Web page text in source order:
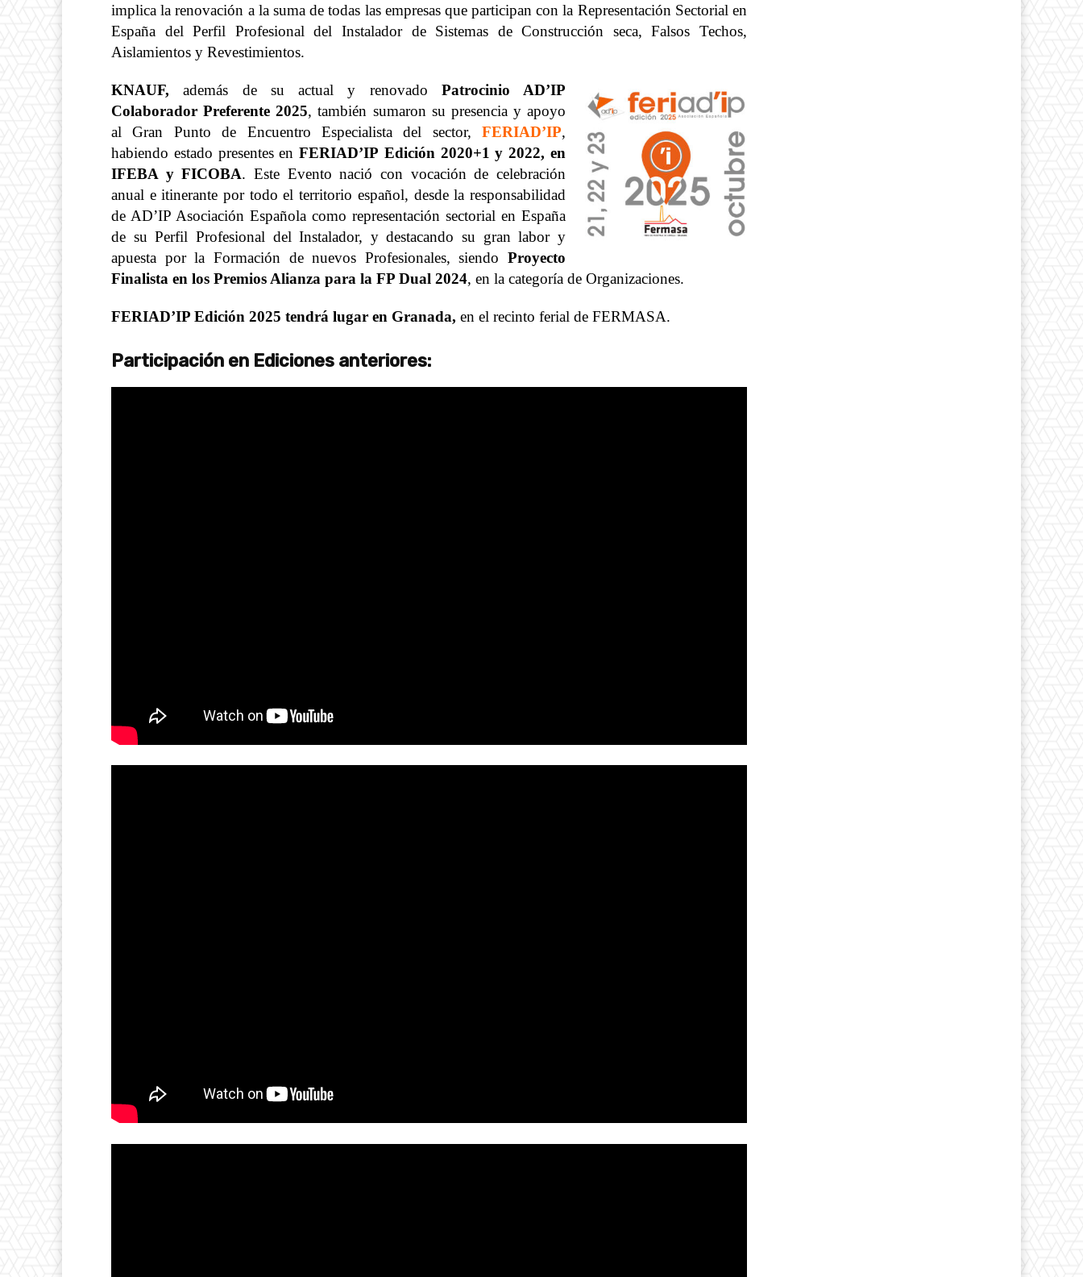
implica la renovación a la suma de todas las empresas que participan con la Representación Sectorial en
España del Perfil Profesional del Instalador de Sistemas de Construcción seca, Falsos Techos,
Aislamientos y Revestimientos.
KNAUF,además de su actual y renovado Patrocinio AD’IP
Colaborador Preferente2025, también sumaron su presencia y apoyo
al Gran Punto de Encuentro Especialista del sector, FERIAD’IP,
habiendo estado presentes enFERIAD’IP Edición 2020+1 y 2022, en
IFEBA y FICOBA. Este Evento nació con vocación de celebración
anual e itinerante por todo el territorio español, desde la responsabilidad
de AD’IP Asociación Española como representación sectorial en España
de su Perfil Profesional del Instalador, ydestacando su gran labor y
apuesta por la Formación de nuevos Profesionales, siendo Proyecto
Finalista en los Premios Alianza para la FP Dual 2024, en la categoría de Organizaciones.
FERIAD’IP Edición 2025 tendrá lugar en Granada, en el recinto ferial de FERMASA.
Participación en Ediciones anteriores: